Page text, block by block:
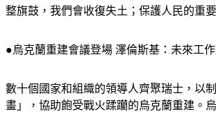
澤倫斯基表示：「保護我國士兵和人民，
數十個國家和組織的領導人齊聚瑞士，以